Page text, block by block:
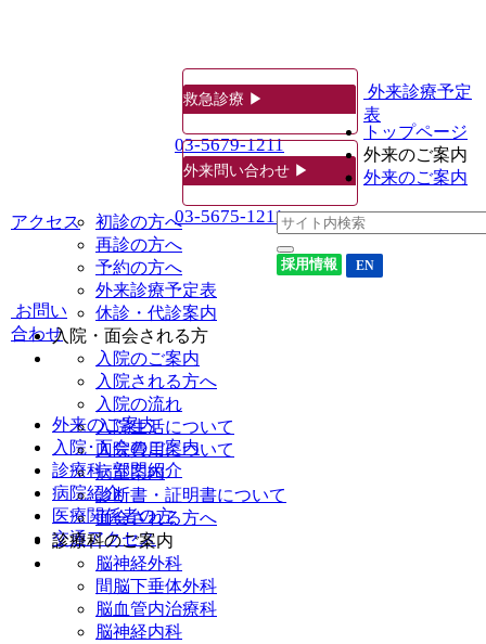
救急診療 ▶
03-5679-1211
外来問い合わせ ▶
03-5675-1211
EN
採用情報
外来診療予定
表
アクセス
お問い
合わせ
外来のご案内
入院･面会のご案内
診療科･部門紹介
病院紹介
医療関係者の方
交通アクセス
トップページ
外来のご案内
外来のご案内
初診の方へ
再診の方へ
予約の方へ
外来診療予定表
休診・代診案内
入院・面会される方
入院のご案内
入院される方へ
入院の流れ
入院生活について
入院費用について
病室案内
診断書・証明書について
面会される方へ
診療科のご案内
脳神経外科
間脳下垂体外科
脳血管内治療科
脳神経内科